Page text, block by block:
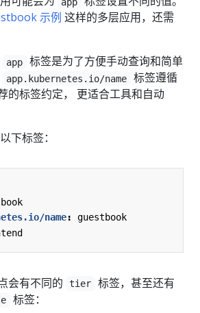
示例 这样的多层应用，还需
app
标签是为了方便手动查询和简单
app.kubernetes.io/name
标签遵循
的标签约定， 更适合工具和自动
下标签：
name:
guestbook
会有不同的 tier
标签，甚至还有
标签：